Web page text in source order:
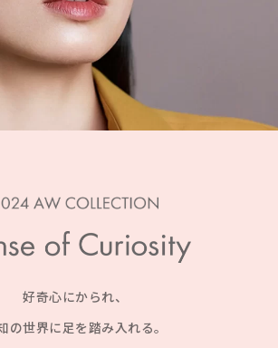
好奇心にかられ、
の世界に足を踏み入れる。